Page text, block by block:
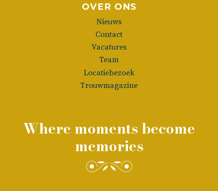
OVER ONS
Nieuws
Contact
Vacatures
Team
Locatiebezoek
Trouwmagazine
Where moments become
memories